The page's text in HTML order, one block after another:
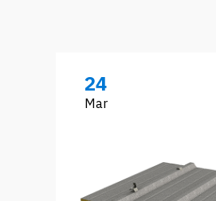
24
Mar